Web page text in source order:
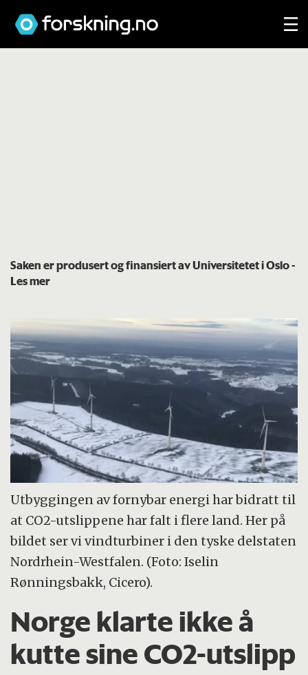
Saken er produsert og finansiert av Universitetet i Oslo-
Les mer
Utbyggingen av fornybar energi har bidratt til
at CO2-utslippene har falt i flere land. Her på
bildet ser vi vindturbiner i den tyske delstaten
Nordrhein-Westfalen. (Foto: Iselin
Rønningsbakk, Cicero).
Norge klarte ikke å
kutte sine CO2-utslipp